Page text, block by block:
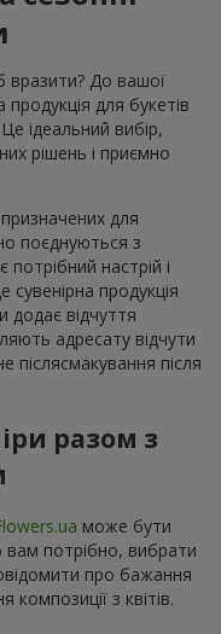
вразити? До вашої
для букетів
ідеальний вибір,
рішень і приємно
для
поєднуються з
потрібний настрій і
продукція
додає відчуття
адресату відчути
після
разом з
може бути
вам потрібно, вибрати
про бажання
з квітів.